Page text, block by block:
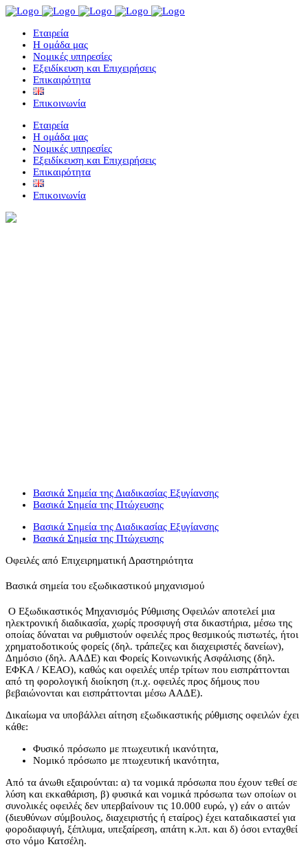
Eταιρεία
Η ομάδα μας
Νομικές υπηρεσίες
Εξειδίκευση και Επιχειρήσεις
Επικαιρότητα
Επικοινωνία
Eταιρεία
Η ομάδα μας
Νομικές υπηρεσίες
Εξειδίκευση και Επιχειρήσεις
Επικαιρότητα
Επικοινωνία
Βασικά Σημεία της Διαδικασίας Εξυγίανσης
Βασικά Σημεία της Πτώχευσης
Βασικά Σημεία της Διαδικασίας Εξυγίανσης
Βασικά Σημεία της Πτώχευσης
Οφειλές από Επιχειρηματική Δραστηριότητα
Βασικά σημεία του εξωδικαστικού μηχανισμού
Ο Εξωδικαστικός Μηχανισμός Ρύθμισης Οφειλών αποτελεί μια
ηλεκτρονική διαδικασία, χωρίς προσφυγή στα δικαστήρια, μέσω της
οποίας δύναται να ρυθμιστούν οφειλές προς θεσμικούς πιστωτές, ήτοι
χρηματοδοτικούς φορείς (δηλ. τράπεζες και διαχειριστές δανείων),
Δημόσιο (δηλ. ΑΑΔΕ) και Φορείς Κοινωνικής Ασφάλισης (δηλ.
ΕΦΚΑ / ΚΕΑΟ), καθώς και οφειλές υπέρ τρίτων που εισπράττονται
από τη φορολογική διοίκηση (π.χ. οφειλές προς δήμους που
βεβαιώνονται και εισπράττονται μέσω ΑΑΔΕ).
Δικαίωμα να υποβάλλει αίτηση εξωδικαστικής ρύθμισης οφειλών έχει
κάθε:
Φυσικό πρόσωπο με πτωχευτική ικανότητα,
Νομικό πρόσωπο με πτωχευτική ικανότητα,
Από τα άνωθι εξαιρούνται: α) τα νομικά πρόσωπα που έχουν τεθεί σε
λύση και εκκαθάριση, β) φυσικά και νομικά πρόσωπα των οποίων οι
συνολικές οφειλές δεν υπερβαίνουν τις 10.000 ευρώ, γ) εάν ο αιτών
(διευθύνων σύμβουλος, διαχειριστής ή εταίρος) έχει καταδικαστεί για
φοροδιαφυγή, ξέπλυμα, υπεξαίρεση, απάτη κ.λπ. και δ) όσοι ενταχθεί
στο νόμο Κατσέλη.